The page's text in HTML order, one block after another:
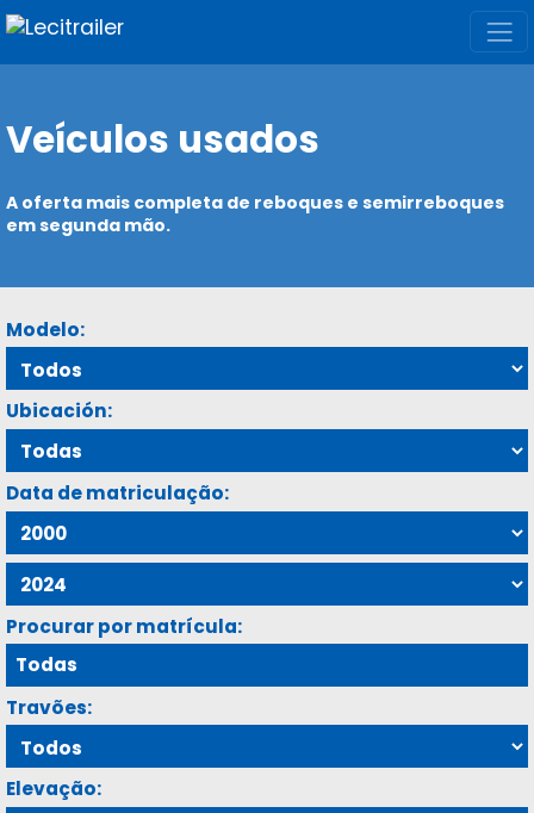
Veículos usados
A oferta mais completa de reboques e semirreboques
em segunda mão.
Modelo:
Ubicación:
Data de matriculação:
Procurar por matrícula:
Travões:
Elevação: